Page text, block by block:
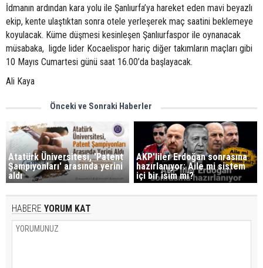
İdmanın ardından kara yolu ile Şanlıurfa’ya hareket eden mavi beyazlı
ekip, kente ulaştıktan sonra otele yerleşerek maç saatini beklemeye
koyulacak. Küme düşmesi kesinleşen Şanlıurfaspor ile oynanacak
müsabaka, ligde lider Kocaelispor hariç diğer takımların maçları gibi
10 Mayıs Cumartesi günü saat 16.00’da başlayacak.
Ali Kaya
Önceki ve Sonraki Haberler
Atatürk Üniversitesi, 'Patent
Şampiyonları' arasında yerini
aldı
AKP'liler Erdoğan sonrasına
hazırlanıyor: Aile mi sistem
içi bir isim mi?
HABERE YORUM KAT